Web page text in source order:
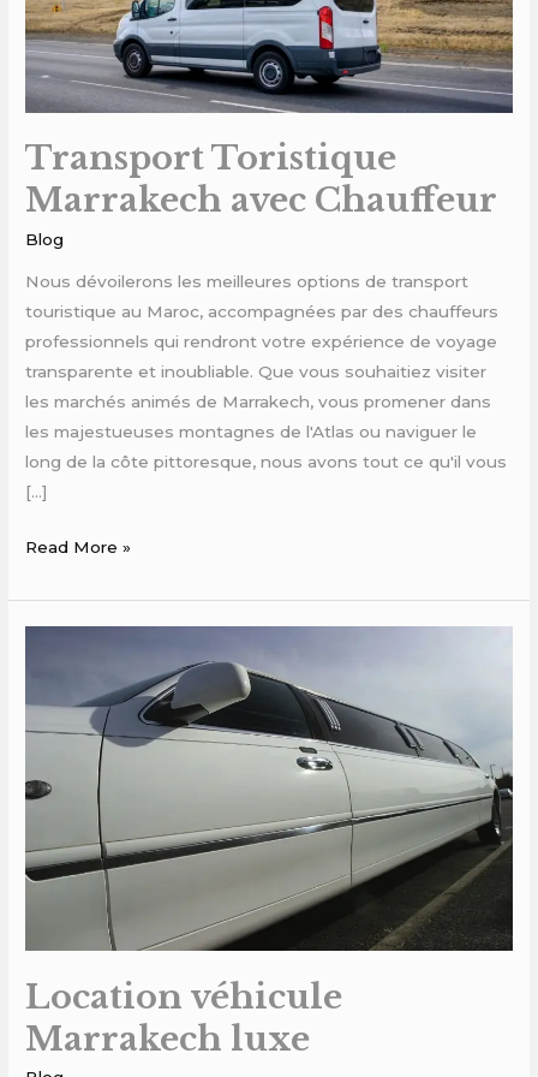
Transport Toristique
Marrakech avec Chauffeur
Blog
Nous dévoilerons les meilleures options de transport
touristique au Maroc, accompagnées par des chauffeurs
professionnels qui rendront votre expérience de voyage
transparente et inoubliable. Que vous souhaitiez visiter
les marchés animés de Marrakech, vous promener dans
les majestueuses montagnes de l'Atlas ou naviguer le
long de la côte pittoresque, nous avons tout ce qu'il vous
[…]
Read More »
Location véhicule
Marrakech luxe
Marrakech
luxe